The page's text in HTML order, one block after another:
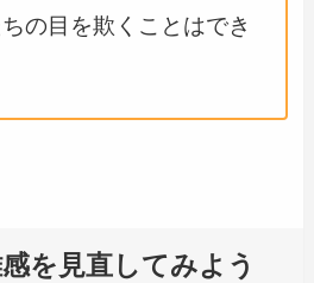
の目を欺くことはでき
を見直してみよう